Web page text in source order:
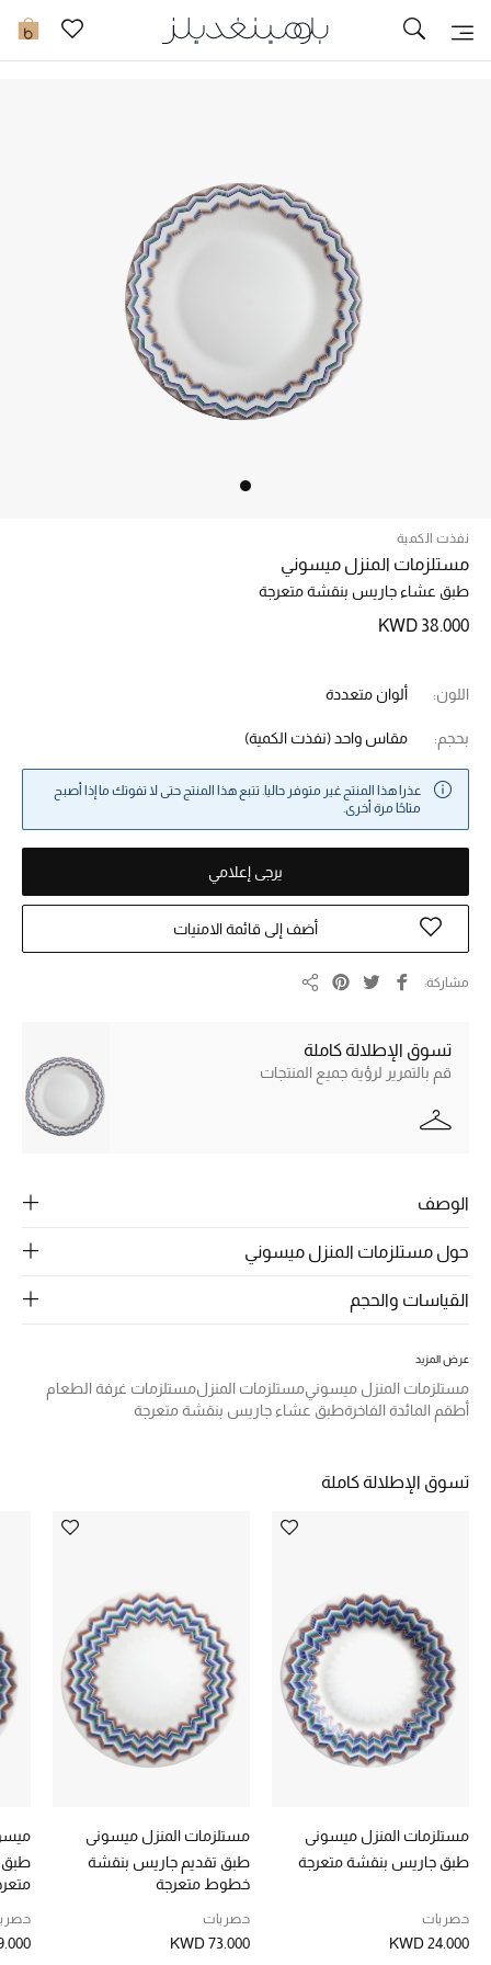
0 تخفيضات
تسوقوا الآن
الموسم الجديد
النساء
أحذية النسائية
الرجال
الأطفال
المجوهرات
نسوقوا أحدث ما وصلنا
النساء
الموسم الجديد
ركن أناقة المنتجعات
حصريًا عبر الإنترنت
جميع إصدارتنا النسائية
الحب للمحلي
الملابس الرياضية النسائية
نفذت الكمية
مستلزمات المنزل ميسوني
طبق عشاء جاريس بنقشة متعرجة
KWD 38.000
اللون: ألوان متعددة
بحجم: مقاس واحد (نفذت الكمية)
عذرا هذا المنتج غير متوفر حاليا. تتبع هذا المنتج حتى لا تفوتك ما إذا أصبح
متاحًا مرة أخرى.
يرجى إعلامي
أضف إلى قائمة الامنيات
مشاركة
تسوق الإطلالة كاملة
قم بالتمرير لرؤية جميع المنتجات
الوصف
حول مستلزمات المنزل ميسوني
القياسات والحجم
عرض المزيد
مستلزمات المنزل ميسونيمستلزمات المنزلمستلزمات غرفة الطعام
أطقم المائدة الفاخرةطبق عشاء جاريس بنقشة متعرجة
تسوق الإطلالة كاملة
مستلزمات المنزل ميسوني
طبق جاريس بنقشة متعرجة
حصريات
KWD 24.000
مستلزمات المنزل ميسوني
طبق تقديم جاريس بنقشة
خطوط متعرجة
حصريات
KWD 73.000
طبق